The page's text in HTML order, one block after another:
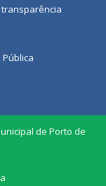
de Porto de